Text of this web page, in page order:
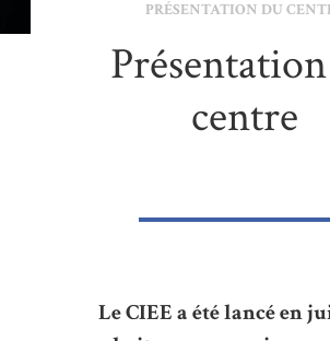
PRÉSENTATION DU
centre
Le CIEE a été lancé en